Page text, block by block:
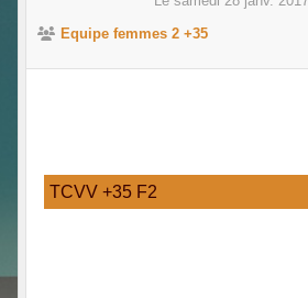
Equipe femmes 2 +35
TCVV +35 F2